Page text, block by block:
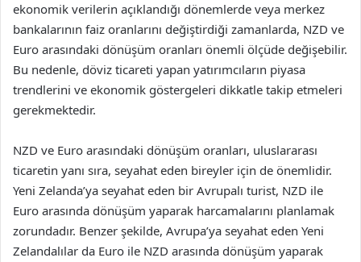
ekonomik verilerin açıklandığı dönemlerde veya merkez
bankalarının faiz oranlarını değiştirdiği zamanlarda, NZD ve
Euro arasındaki dönüşüm oranları önemli ölçüde değişebilir.
Bu nedenle, döviz ticareti yapan yatırımcıların piyasa
trendlerini ve ekonomik göstergeleri dikkatle takip etmeleri
gerekmektedir.
NZD ve Euro arasındaki dönüşüm oranları, uluslararası
ticaretin yanı sıra, seyahat eden bireyler için de önemlidir.
Yeni Zelanda’ya seyahat eden bir Avrupalı turist, NZD ile
Euro arasında dönüşüm yaparak harcamalarını planlamak
zorundadır. Benzer şekilde, Avrupa’ya seyahat eden Yeni
Zelandalılar da Euro ile NZD arasında dönüşüm yaparak